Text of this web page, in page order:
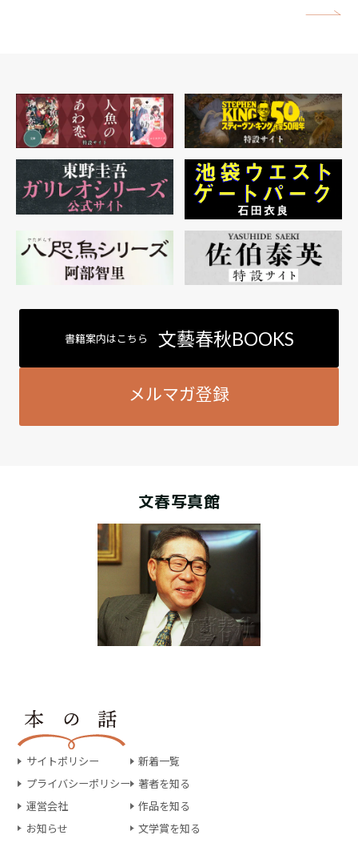
書籍案内はこちら 文藝春秋BOOKS
メルマガ登録
文春写真館
サイトポリシー
プライバシーポリシー
運営会社
お知らせ
新着一覧
著者を知る
作品を知る
文学賞を知る